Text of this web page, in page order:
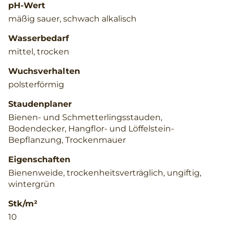
pH-Wert
mäßig sauer, schwach alkalisch
Wasserbedarf
mittel, trocken
Wuchsverhalten
polsterförmig
Staudenplaner
Bienen- und Schmetterlingsstauden,
Bodendecker, Hangflor- und Löffelstein-
Bepflanzung, Trockenmauer
Eigenschaften
Bienenweide, trockenheitsverträglich, ungiftig,
wintergrün
Stk/m²
10